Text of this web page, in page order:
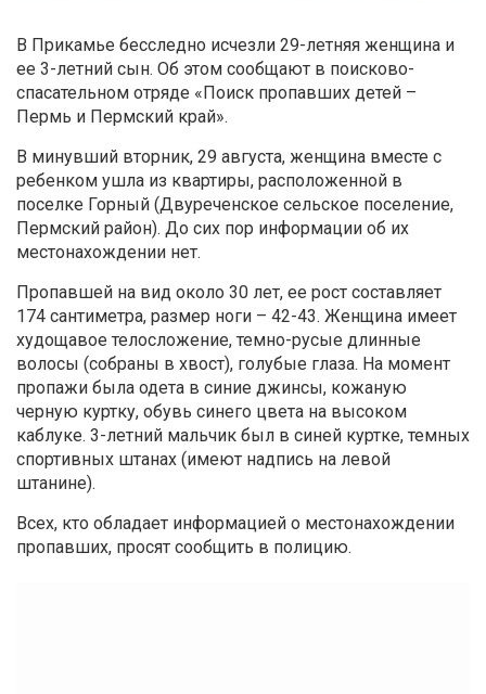
В Прикамье бесследно исчезли 29-летняя женщина и
ее 3-летний сын. Об этом сообщают в поисково-
спасательном отряде «Поиск пропавших детей –
Пермь и Пермский край».
В минувший вторник, 29 августа, женщина вместе с
ребенком ушла из квартиры, расположенной в
поселке Горный (Двуреченское сельское поселение,
Пермский район). До сих пор информации об их
местонахождении нет.
Пропавшей на вид около 30 лет, ее рост составляет
174 сантиметра, размер ноги – 42-43. Женщина имеет
худощавое телосложение, темно-русые длинные
волосы (собраны в хвост), голубые глаза. На момент
пропажи была одета в синие джинсы, кожаную
черную куртку, обувь синего цвета на высоком
каблуке. 3-летний мальчик был в синей куртке, темных
спортивных штанах (имеют надпись на левой
штанине).
Всех, кто обладает информацией о местонахождении
пропавших, просят сообщить в полицию.